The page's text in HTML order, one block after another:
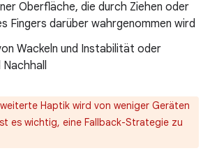
Oberfläche, die durch Ziehen oder
Fingers darüber wahrgenommen wird
Wackeln und Instabilität oder
Nachhall
Haptik wird von weniger Geräten
es wichtig, eine Fallback-Strategie zu